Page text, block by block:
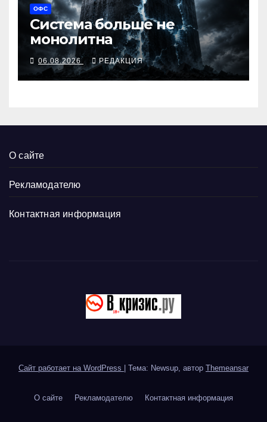
ОФС
Система больше не
монолитна
06.08.2026 РЕДАКЦИЯ
О сайте
Рекламодателю
Контактная информация
Сайт работает на WordPress Тема: Newsup, автор Themeansar
О сайте Рекламодателю Контактная информация